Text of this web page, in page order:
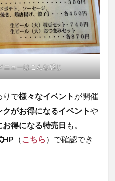
ニューはこんな感じ
りで様々なイベント が開催
がお得になるイベントや
お得になる特売日 も。
HP （ こちら ）で確認でき